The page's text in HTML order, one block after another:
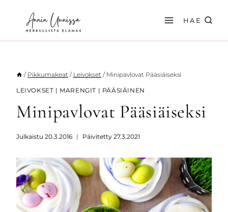
sisältöön
HAE
/ Pikkumakeat / Leivokset / Minipavlovat Pääsiäiseksi
LEIVOKSET | MARENGIT | PÄÄSIÄINEN
Minipavlovat Pääsiäiseksi
Julkaistu 20.3.2016 Päivitetty 27.3.2021